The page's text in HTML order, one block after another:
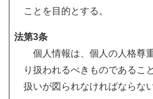
ことを目的とする。
法第3条
個人情報は、個人の人格尊
り扱われるべきものであるこ
扱いが図られなければならない